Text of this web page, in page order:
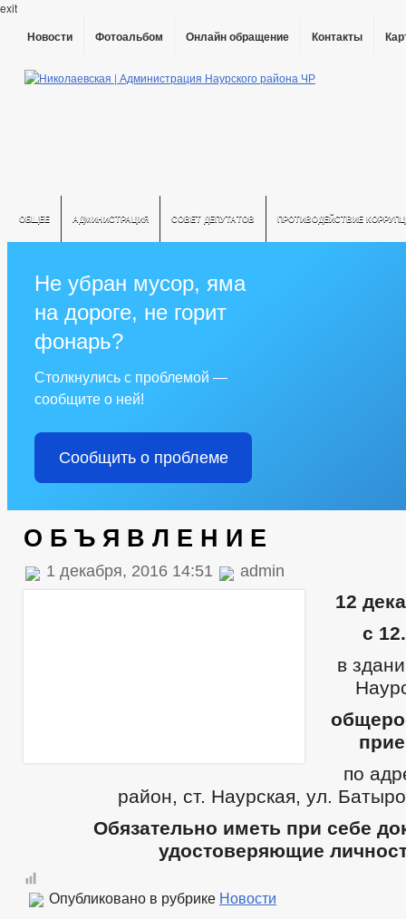
exit
Новости Фотоальбом Онлайн обращение Контакты
ОБЩЕЕ АДМИНИСТРАЦИЯ СОВЕТ ДЕПУТАТОВ ПРОТИВОДЕЙСТВИЕ
Не убран мусор, яма
на дороге, не горит
фонарь?
Столкнулись с проблемой —
сообщите о ней!
Сообщить о проблеме
О Б Ъ Я В Л Е Н И Е
1 декабря, 2016 14:51 admin
12
с
в
по
район, ст. Наурская, ул.
Обязательно иметь при себе
удостоверяющие
Опубликовано в рубрике Новости